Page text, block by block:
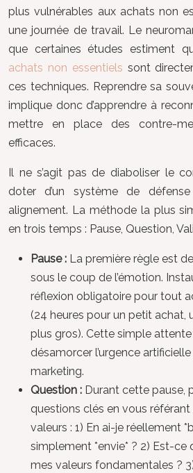
plus vulnérables aux achats non
une journée de travail. Le
que certaines études estiment
achats non essentiels sont
ces techniques. Reprendre sa
implique donc d’apprendre à
mettre en place des contre-
efficaces.
Il ne s’agit pas de diaboliser le
doter d’un système de
alignement. La méthode la plus
en trois temps : Pause, Question,
Pause : La première règle est
sous le coup de l’émotion.
réflexion obligatoire pour tout
(24 heures pour un petit achat,
plus gros). Cette simple
désamorcer l’urgence
marketing.
Question : Durant cette pause,
questions clés en vous
valeurs : 1) En ai-je réellement
simplement *envie* ? 2) Est-ce
mes valeurs fondamentales ?